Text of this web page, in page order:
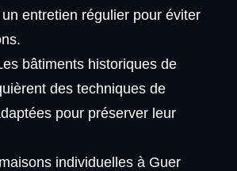
entretien régulier pour éviter
bâtiments historiques de
des techniques de
pour préserver leur
individuelles à Guer